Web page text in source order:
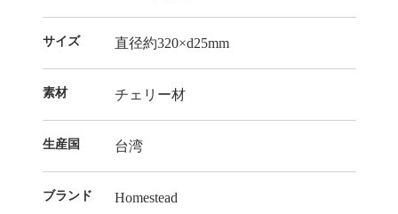
サイズ 直径約320×d25mm
素材 チェリー材
生産国 台湾
ブランド Homestead